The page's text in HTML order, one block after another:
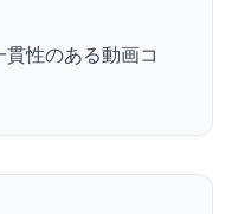
性のある動画コ